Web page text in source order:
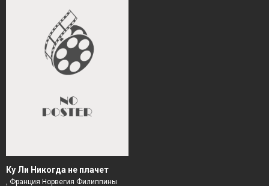
Ку Ли Никогда не плачет
, Франция Норвегия Филиппины